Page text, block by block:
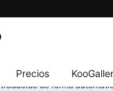
Precios
de forma